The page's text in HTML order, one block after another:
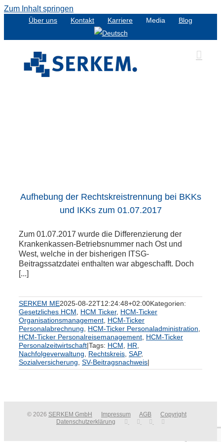
Zum Inhalt springen
Über uns Kontakt Karriere Media Blog
Aufhebung der Rechtskreistrennung bei BKKs
und IKKs zum 01.07.2017
Zum 01.07.2017 wurde die Differenzierung der
Krankenkassen-Betriebsnummer nach Ost und
West, welche in der bisherigen ITSG-
Beitragssatzdatei enthalten war abgeschafft. Doch
[...]
SERKEM ME2025-08-22T12:24:48+02:00Kategorien:
Gesetzliches HCM
HCM Ticker, HCM-Ticker
Organisationsmanagement HCM-Ticker
Personalabrechnung
HCM-Ticker Personaladministration
HCM-Ticker Personalreisemanagement HCM-Ticker
Personalzeitwirtschaft|Tags: HCM HR
Nachfolgeverwaltung
Rechtskreis SAP,
Sozialversicherung SV-Beitragsnachweis|
© 2026 SERKEM GmbH Impressum AGB
Copyright
Datenschutzerklärung